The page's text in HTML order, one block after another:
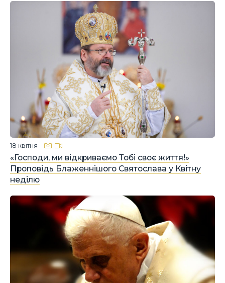
«Господи, ми відкриваємо Тобі своє життя!»
Проповідь Блаженнішого Святослава у Квітну
неділю
18 квітня